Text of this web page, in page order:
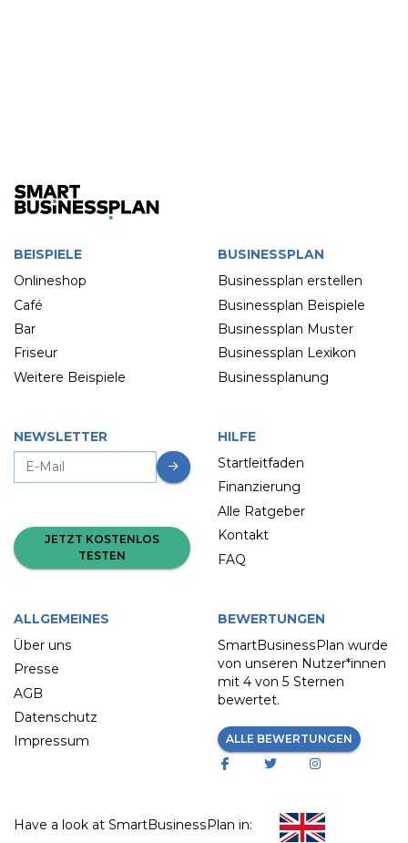
BEISPIELE
Onlineshop
Café
Bar
Friseur
Weitere Beispiele
BUSINESSPLAN
Businessplan erstellen
Businessplan Beispiele
Businessplan Muster
Businessplan Lexikon
Businessplanung
NEWSLETTER
JETZT KOSTENLOS
TESTEN
HILFE
Startleitfaden
Finanzierung
Alle Ratgeber
Kontakt
FAQ
ALLGEMEINES
Über uns
Presse
AGB
Datenschutz
Impressum
BEWERTUNGEN
SmartBusinessPlan wurde
von unseren Nutzer*innen
mit 4 von 5 Sternen
bewertet.
ALLE BEWERTUNGEN
Have a look at SmartBusinessPlan in: